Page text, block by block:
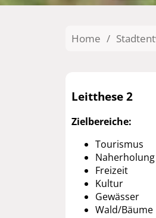
Home /
Leitthese 2
Zielbereiche:
Tourismus
Naherholung
Freizeit
Kultur
Gewässer
Wald/Bäume